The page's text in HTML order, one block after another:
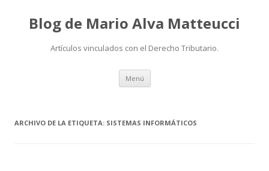
Blog de Mario Alva Matteucci
Artículos vinculados con el Derecho Tributario.
Menú Ir
contenido
ARCHIVO DE LA ETIQUETA: SISTEMAS INFORMÁTICOS